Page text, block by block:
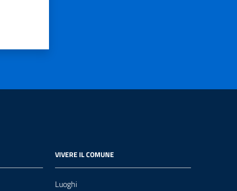
VIVERE IL COMUNE
Luoghi